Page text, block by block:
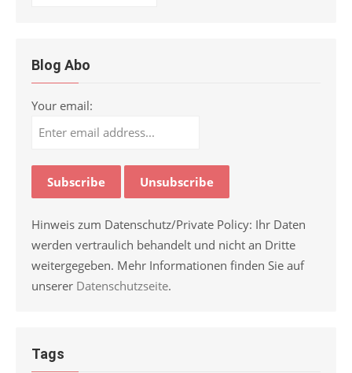
Blog Abo
Your email:
Hinweis zum Datenschutz/Private Policy: Ihr Daten
werden vertraulich behandelt und nicht an Dritte
weitergegeben. Mehr Informationen finden Sie auf
unserer Datenschutzseite.
Tags